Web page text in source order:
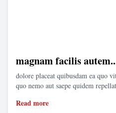
magnam facilis
dolore placeat quibusdam ea quo
quo nemo aut saepe quidem
Read more